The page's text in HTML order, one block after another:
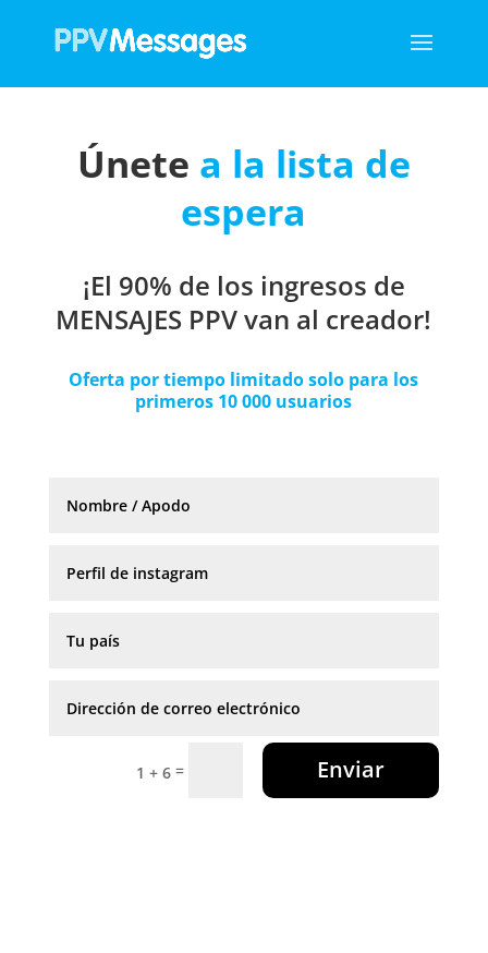
Únete a la lista de
espera
¡El 90% de los ingresos de
MENSAJES PPV van al creador!
Oferta por tiempo limitado solo para los
primeros 10 000 usuarios
1 + 6 = Enviar